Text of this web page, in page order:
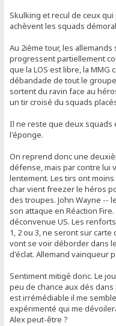
Skulking et recul de ceux
achèvent les squads
Au 2ième tour, les
progressent partiellement
que la LOS est libre, la MMG
débandade de tout le
sortent du ravin face au
un tir croisé du squads
Il ne reste que deux squads
l'éponge.
On reprend donc une
défense, mais par contre lui
lentement. Les tirs ont
char vient freezer le héros
des troupes. John Wayne --
son attaque en Réaction
déconvenue US. Les
1, 2 ou 3, ne seront sur
vont se voir déborder dans
d'éclat. Allemand vainqueur
Sentiment mitigé donc. Le
peu de chance aux dés
est irrémédiable il me
expérimenté qui me
Alex peut-être ?